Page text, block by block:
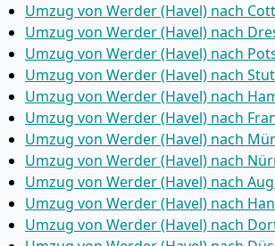
Umzug von Werder (Havel) nach
Umzug von Werder (Havel) nach
Umzug von Werder (Havel) nach
Umzug von Werder (Havel) nach
Umzug von Werder (Havel) nach
Umzug von Werder (Havel) nach
Umzug von Werder (Havel) nach
Umzug von Werder (Havel) nach
Umzug von Werder (Havel) nach
Umzug von Werder (Havel) nach
Umzug von Werder (Havel) nach